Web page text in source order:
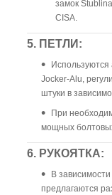
замок
CISA.
5. ПЕТЛИ:
Jocker-Alu,
штуки в
При
мощных
6. РУКОЯТКА:
В
предлагаются